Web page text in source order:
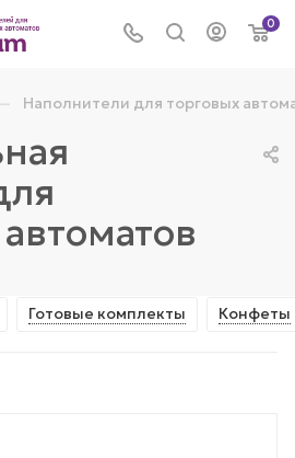
0
Наполнители для торговых
Готовые комплекты Конфеты